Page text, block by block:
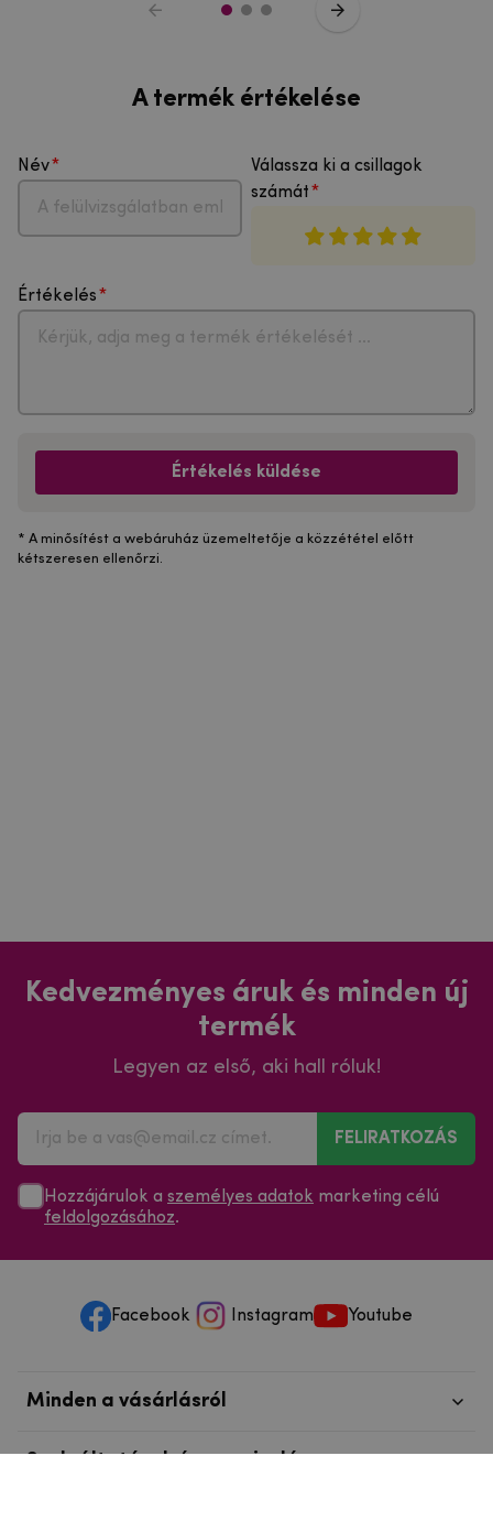
A termék értékelése
Név
Válassza ki a csillagok
számát
Értékelés
Értékelés küldése
* A minősítést a webáruház üzemeltetője a közzététel előtt
kétszeresen ellenőrzi.
Kedvezményes áruk és minden új
termék
Legyen az első, aki hall róluk!
FELIRATKOZÁS
Hozzájárulok a személyes adatok marketing célú
feldolgozásához.
Facebook Instagram Youtube
Minden a vásárlásról